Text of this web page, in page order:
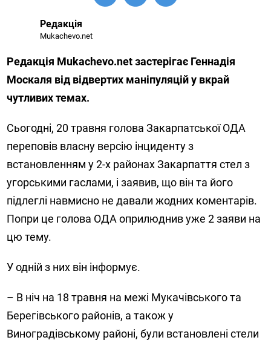
Редакція
Mukachevo.net
Редакція Mukachevo.net застерігає Геннадія
Москаля від відвертих маніпуляцій у вкрай
чутливих темах.
Сьогодні, 20 травня голова Закарпатської ОДА
переповів власну версію інциденту з
встановленням у 2-х районах Закарпаття стел з
угорськими гаслами, і заявив, що він та його
підлеглі навмисно не давали жодних коментарів.
Попри це голова ОДА оприлюднив уже 2 заяви на
цю тему.
У одній з них він інформує.
– В ніч на 18 травня на межі Мукачівського та
Берегівського районів, а також у
Виноградівському районі, були встановлені стели